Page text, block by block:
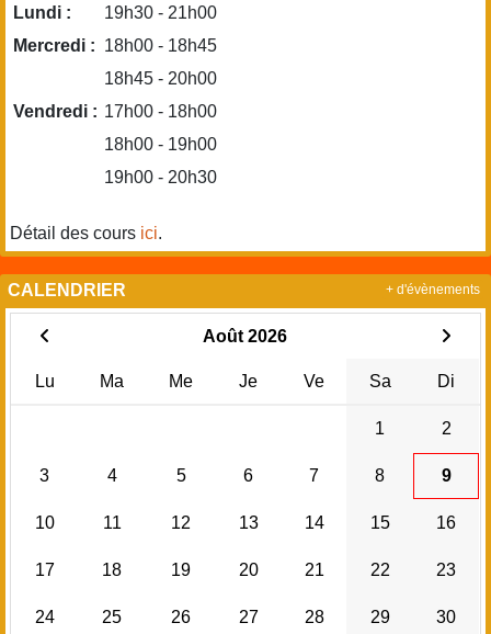
Lundi :
19h30 - 21h00
Mercredi : 18h00 - 18h45
18h45 - 20h00
Vendredi : 17h00 - 18h00
18h00 - 19h00
19h00 - 20h30
Détail des cours ici.
CALENDRIER
Août 2026
Lu Ma Me Je Ve Sa Di
1 2
3 4 5 6 7 8 9
10 11 12 13 14 15 16
17 18 19 20 21 22 23
24 25 26 27 28 29 30
+ d'évènements